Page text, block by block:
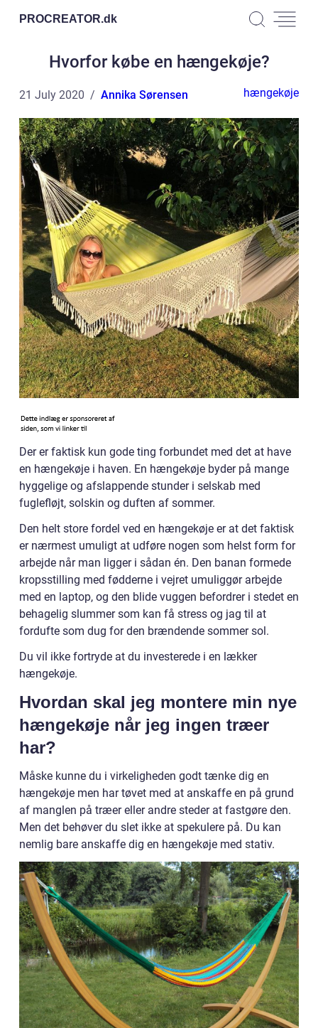
PROCREATOR.dk
Hvorfor købe en hængekøje?
21 July 2020 Annika Sørensen hængekøje
Der er faktisk kun gode ting forbundet med det at have
en hængekøje i haven. En hængekøje byder på mange
hyggelige og afslappende stunder i selskab med
fuglefløjt, solskin og duften af sommer.
Den helt store fordel ved en hængekøje er at det faktisk
er nærmest umuligt at udføre nogen som helst form for
arbejde når man ligger i sådan én. Den banan formede
kropsstilling med fødderne i vejret umuliggør arbejde
med en laptop, og den blide vuggen befordrer i stedet en
behagelig slummer som kan få stress og jag til at
fordufte som dug for den brændende sommer sol.
Du vil ikke fortryde at du investerede i en lækker
hængekøje.
Hvordan skal jeg montere min nye
hængekøje når jeg ingen træer
har?
Måske kunne du i virkeligheden godt tænke dig en
hængekøje men har tøvet med at anskaffe en på grund
af manglen på træer eller andre steder at fastgøre den.
Men det behøver du slet ikke at spekulere på. Du kan
nemlig bare anskaffe dig en hængekøje med stativ.